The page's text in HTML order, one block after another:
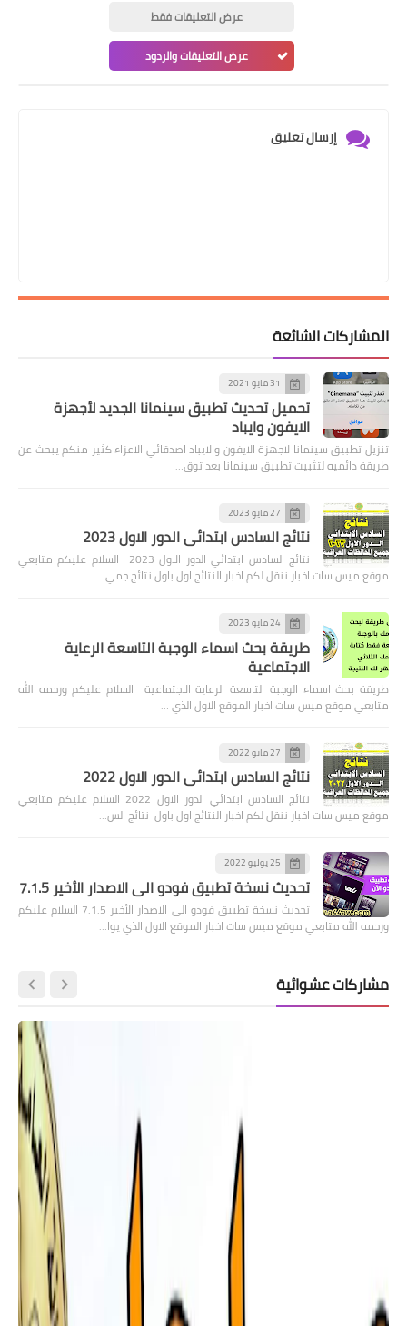
عرض التعليقات فقط
عرض التعليقات والردود
إرسال تعليق
المشاركات الشائعة
31 مايو 2021
تحميل تحديث تطبيق سينمانا الجديد لأجهزة
الايفون وايباد
تنزيل تطبيق سينمانا لاجهزة الايفون والايباد اصدقائي الاعزاء كثير منكم يبحث عن
طريقة دائميه لتثبيت تطبيق سينمانا بعد توق…
27 مايو 2023
نتائج السادس ابتدائي الدور الاول 2023
نتائج السادس ابتدائي الدور الاول 2023 السلام عليكم متابعي
موقع ميس سات اخبار ننقل لكم اخبار النتائج اول باول نتائج جمي…
24 مايو 2023
طريقة بحث اسماء الوجبة التاسعة الرعاية
الاجتماعية
طريقة بحث اسماء الوجبة التاسعة الرعاية الاجتماعية السلام عليكم ورحمه الله
متابعي موقع ميس سات اخبار الموقع الاول الذي …
27 مايو 2022
نتائج السادس ابتدائي الدور الاول 2022
نتائج السادس ابتدائي الدور الاول 2022 السلام عليكم متابعي
موقع ميس سات اخبار ننقل لكم اخبار النتائج اول باول نتائج الس…
25 يوليو 2022
تحديث نسخة تطبيق فودو الى الاصدار الأخير 7.1.5
تحديث نسخة تطبيق فودو الى الاصدار الأخير 7.1.5 السلام عليكم
ورحمه الله متابعي موقع ميس سات اخبار الموقع الاول الذي يوا…
مشاركات عشوائية